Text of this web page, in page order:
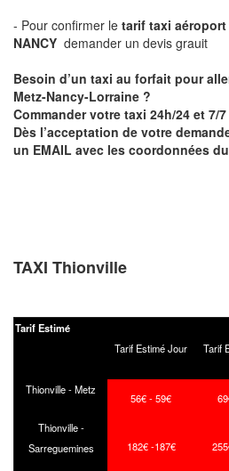
- Pour confirmer le tarif taxi aéroport
NANCY demander un devis grauit
Besoin d’un taxi au forfait pour
Metz-Nancy-Lorraine ?
Commander votre taxi 24h/24 et 7/7
Dès l’acceptation de votre
un EMAIL avec les coordonnées
TAXI Thionville
Tarif Estimé
Tarif Estimé Jour
Tarif
Thionville - Metz
56€ - 59€
Thionville -
Sarreguemines
182€ -187€